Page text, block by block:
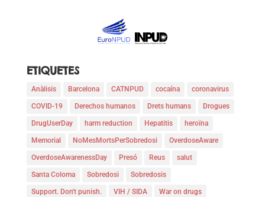
ETIQUETES
Anàlisis Barcelona CATNPUD cocaína coronavirus
COVID-19 Derechos humanos Drets humans Drogues
DrugUserDay harm reduction Hepatitis heroïna
Memorial NoMesMortsPerSobredosi OverdoseAware
OverdoseAwarenessDay Presó Reus salut
Santa Coloma Sobredosi Sobredosis
Support. Don't punish. VIH / SIDA War on drugs